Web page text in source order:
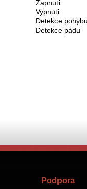
Zapnuti
Vypnuti
Detekce
Detekce pádu
Podpora